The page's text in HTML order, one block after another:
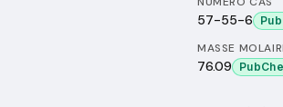
57-55-6
MASSE
76.09